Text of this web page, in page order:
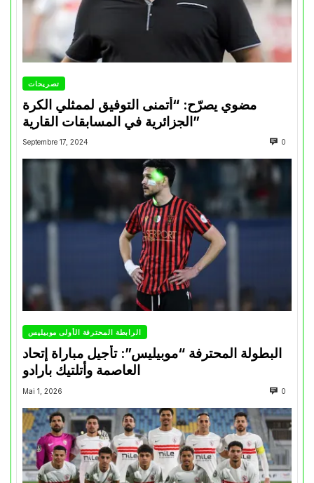
تصريحات
مضوي يصرّح: “أتمنى التوفيق لممثلي الكرة
الجزائرية في المسابقات القارية”
Septembre 17, 2024 0
الرابطة المحترفة الأولى موبيليس
البطولة المحترفة “موبيليس”: تأجيل مباراة إتحاد
العاصمة وأتلتيك بارادو
Mai 1, 2026 0